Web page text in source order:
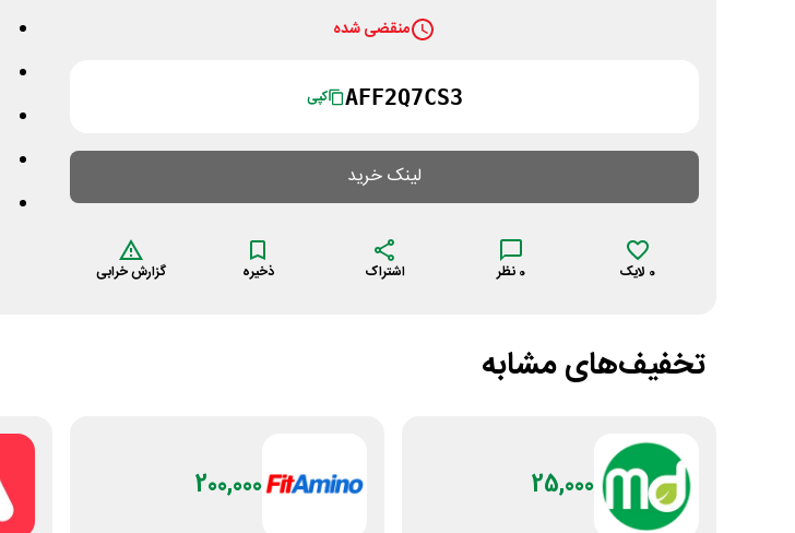
منقضی شده
AFF2Q7CS3 کپی
لینک خرید
0 لایک 0 نظر اشتراک ذخیره گزارش خرابی
تخفیف‌های مشابه
25,000
200,000